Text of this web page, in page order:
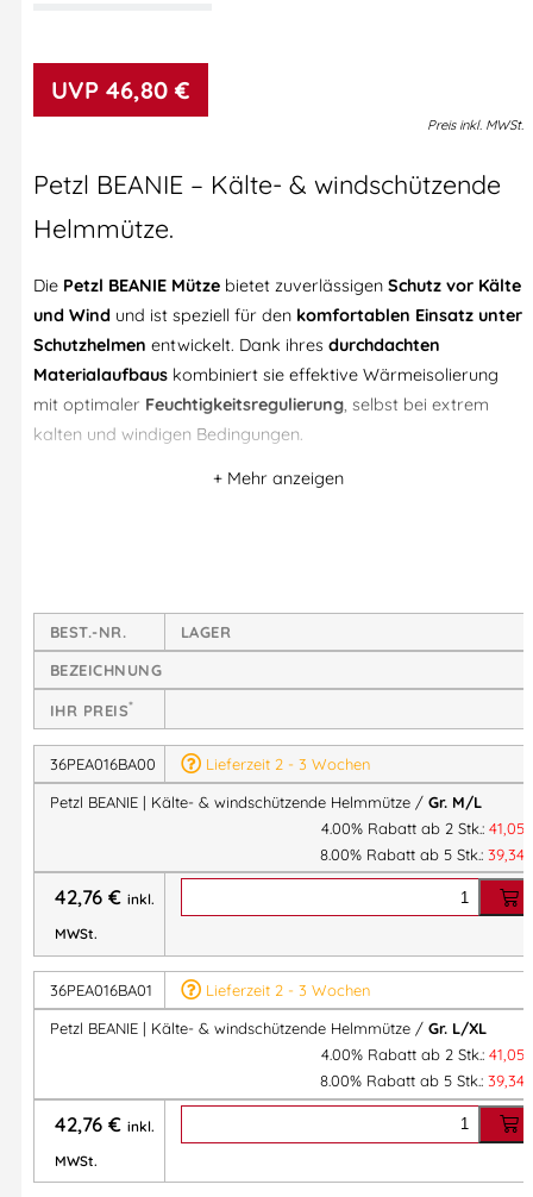
46,80 €
Preis inkl. MWSt.
Petzl BEANIE – Kälte- & windschützende
Helmmütze.
Die Petzl BEANIE Mütze bietet zuverlässigen Schutz vor Kälte
und Wind und ist speziell für den komfortablen Einsatz unter
Schutzhelmen entwickelt. Dank ihres durchdachten
Materialaufbaus kombiniert sie effektive Wärmeisolierung
mit optimaler Feuchtigkeitsregulierung, selbst bei extrem
kalten und windigen Bedingungen.
untere Bereich aus Windstopper®-Material
Höhenarbeitshelmen getragen werden kann, ohne zu drücken
oder zu verrutschen.
SeitlicheBelüftungsöffnungen im Bereich der Ohren
sicher, dass dieHörfähigkeit nicht eingeschränktwird – ein
entscheidender Vorteil für sicheres Arbeiten in lauter
Umgebung. Die BEANIE ist pflegeleicht und kann bei 30 °C in
gereinigt werden.
Eigenschaften & Vorteile:
Windstopper®-Material im unteren Bereich
Atmungsaktiver Oberbereichzur Reduzierung von
Schwitzen
– ideal unter Helmen
Seitliche Lüftungslöcherfür uneingeschränkte
Hörfähigkeit
Waschbar bei 30 °C
BEST.-NR.
LAGER
BEZEICHNUNG
IHR PREIS*
36PEA016BA00
Lieferzeit 2 - 3 Wochen
Petzl BEANIE | Kälte- & windschützende Helmmütze / Gr. M/L
4.00% Rabatt ab 2 Stk.: 41,05
8.00% Rabatt ab 5 Stk.: 39,34
42,76 € inkl.
MWSt.
36PEA016BA01
Lieferzeit 2 - 3 Wochen
Petzl BEANIE | Kälte- & windschützende Helmmütze / Gr. L/XL
4.00% Rabatt ab 2 Stk.: 41,05
8.00% Rabatt ab 5 Stk.: 39,34
42,76 € inkl.
MWSt.